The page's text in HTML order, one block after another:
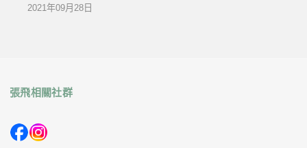
2021年09月28日
張飛相關社群